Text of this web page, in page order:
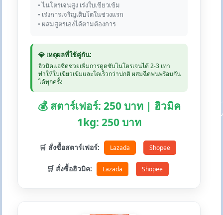
• ไนโตรเจนสูง เร่งใบเขียวเข้ม
• เร่งการเจริญเติบโตในช่วงแรก
• ผสมสูตรเองได้ตามต้องการ
💎 เหตุผลที่ใช้คู่กัน:
ฮิวมิคแอซิดช่วยเพิ่มการดูดซับไนโตรเจนได้ 2-3 เท่า
ทำให้ใบเขียวเข้มและโตเร็วกว่าปกติ ผสมฉีดพ่นพร้อมกัน
ได้ทุกครั้ง
💰 สตาร์เฟอร์: 250 บาท | ฮิวมิค
1kg: 250 บาท
🛒 สั่งซื้อสตาร์เฟอร์: Lazada Shopee
🛒 สั่งซื้อฮิวมิค: Lazada Shopee